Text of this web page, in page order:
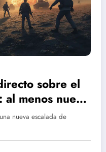
sobre el
menos nueve
sugiere un
con Moscú
nueva escalada de